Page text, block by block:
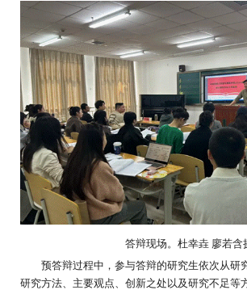
答辩现场。杜幸垚 廖若含
预答辩过程中，参与答辩的研究生依次从研
研究方法、主要观点、创新之处以及研究不足等